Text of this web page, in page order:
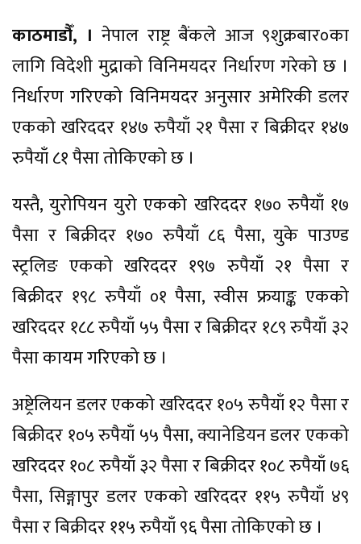
काठमाडौँ, । नेपाल राष्ट्र बैंकले आज ९शुक्रबार०का
लागि विदेशी मुद्राको विनिमयदर निर्धारण गरेको छ ।
निर्धारण गरिएको विनिमयदर अनुसार अमेरिकी डलर
एकको खरिददर १४७ रुपैयाँ २१ पैसा र बिक्रीदर १४७
रुपैयाँ ८१ पैसा तोकिएको छ ।
यस्तै, युरोपियन युरो एकको खरिददर १७० रुपैयाँ १७
पैसा र बिक्रीदर १७० रुपैयाँ ८६ पैसा, युके पाउण्ड
स्ट्रलिङ एकको खरिददर १९७ रुपैयाँ २१ पैसा र
बिक्रीदर १९८ रुपैयाँ ०१ पैसा, स्वीस फ्रयाङ्क एकको
खरिददर १८८ रुपैयाँ ५५ पैसा र बिक्रीदर १८९ रुपैयाँ ३२
पैसा कायम गरिएको छ ।
अष्ट्रेलियन डलर एकको खरिददर १०५ रुपैयाँ १२ पैसा र
बिक्रीदर १०५ रुपैयाँ ५५ पैसा, क्यानेडियन डलर एकको
खरिददर १०८ रुपैयाँ ३२ पैसा र बिक्रीदर १०८ रुपैयाँ ७६
पैसा, सिङ्गापुर डलर एकको खरिददर ११५ रुपैयाँ ४९
पैसा र बिक्रीदर ११५ रुपैयाँ ९६ पैसा तोकिएको छ ।